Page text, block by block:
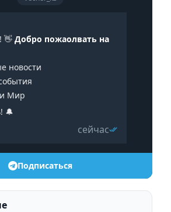
👋 Добро пожаолвать на
новости
и Мир
🔔
сейчас
Подписаться